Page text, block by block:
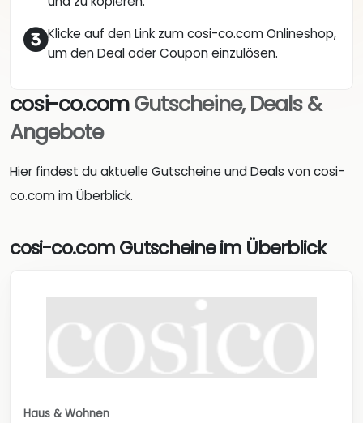
Klicke auf den Link zum cosi-co.com Onlineshop,
um den Deal oder Coupon einzulösen.
cosi-co.comGutscheine, Deals &
Angebote
Hier findest du aktuelle Gutscheine und Deals von cosi-
co.com im Überblick.
cosi-co.com Gutscheine im Überblick
Haus & Wohnen